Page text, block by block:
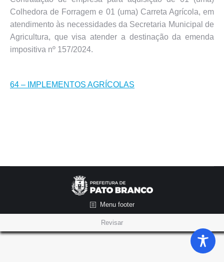
Colhedora de Forragem e 01 (uma) Carreta Agrícola, em
atendimento às necessidades da Secretaria Municipal de
Agricultura, que visa atender a destinação da emenda
impositiva nº 157/2024.
64 – IMPLEMENTOS AGRÍCOLAS
Menu footer
Revisar